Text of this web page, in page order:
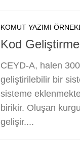
KOMUT YAZIMI
Kod
CEYD-A, halen
geliştirilebilir bir
sisteme
birikir. Oluşan
gelişir....